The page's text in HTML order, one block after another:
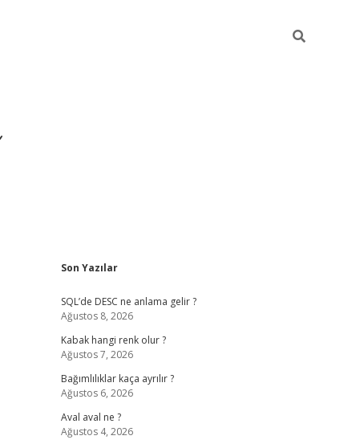
Sidebar
Son Yazılar
SQL’de DESC ne anlama gelir ?
Ağustos 8, 2026
Kabak hangi renk olur ?
Ağustos 7, 2026
Bağımlılıklar kaça ayrılır ?
Ağustos 6, 2026
Aval aval ne ?
Ağustos 4, 2026